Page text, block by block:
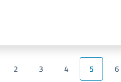
2 3 4 5 6